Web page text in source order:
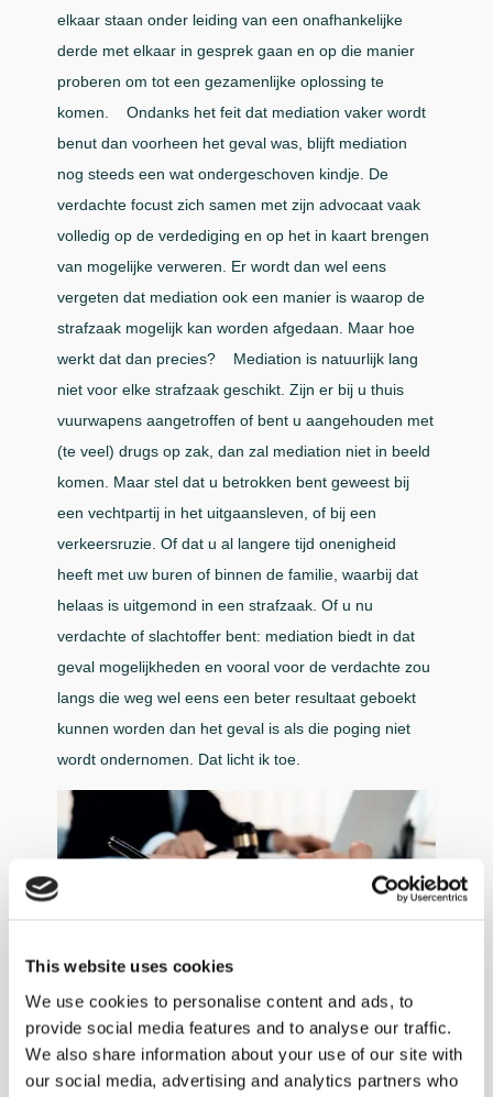
This website uses cookies
We use cookies to personalise content and ads, to
provide social media features and to analyse our traffic.
We also share information about your use of our site with
our social media, advertising and analytics partners who
elkaar staan onder leiding van een onafhankelijke
derde met elkaar in gesprek gaan en op die manier
proberen om tot een gezamenlijke oplossing te
komen. Ondanks het feit dat mediation vaker wordt
benut dan voorheen het geval was, blijft mediation
nog steeds een wat ondergeschoven kindje. De
verdachte focust zich samen met zijn advocaat vaak
volledig op de verdediging en op het in kaart brengen
van mogelijke verweren. Er wordt dan wel eens
vergeten dat mediation ook een manier is waarop de
strafzaak mogelijk kan worden afgedaan. Maar hoe
werkt dat dan precies? Mediation is natuurlijk lang
niet voor elke strafzaak geschikt. Zijn er bij u thuis
vuurwapens aangetroffen of bent u aangehouden met
(te veel) drugs op zak, dan zal mediation niet in beeld
komen. Maar stel dat u betrokken bent geweest bij
een vechtpartij in het uitgaansleven, of bij een
verkeersruzie. Of dat u al langere tijd onenigheid
heeft met uw buren of binnen de familie, waarbij dat
helaas is uitgemond in een strafzaak. Of u nu
verdachte of slachtoffer bent: mediation biedt in dat
geval mogelijkheden en vooral voor de verdachte zou
langs die weg wel eens een beter resultaat geboekt
kunnen worden dan het geval is als die poging niet
wordt ondernomen. Dat licht ik toe.
Het inzetten op mediation heeft een aantal voordelen.
In de eerste plaats laat de verdachte zien dat hij
inzicht toont in wat er gebeurd is en dat hij
oplossingsgericht is. In de tweede plaats zou